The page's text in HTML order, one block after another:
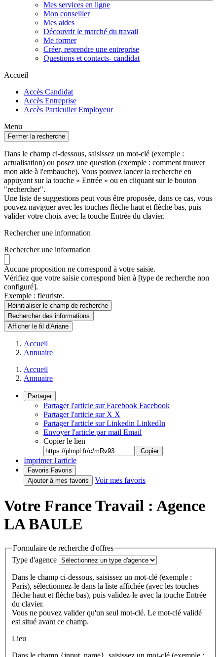
Mes services en ligne
Mon conseiller
Mes aides
Découvrir le marché du travail
Me former
Créer, reprendre une entreprise
Questions et contacts- candidat
Accueil
Accès Candidat
Accès Entreprise
Accès Particulier Employeur
Menu
Fermer la recherche
Dans le champ ci-dessous, saisissez un mot-clé (exemple :
actualisation) ou posez une question (exemple : comment trouver
mon aide à l'embauche). Vous pouvez lancer la recherche en
appuyant sur la touche « Entrée » ou en cliquant sur le bouton
"rechercher".
Une liste de suggestions peut vous être proposée, dans ce cas, vous
pouvez naviguer avec les touches flèche haut et flèche bas, puis
valider votre choix avec la touche Entrée du clavier.
Rechercher une information
Rechercher une information
Aucune proposition ne correspond à votre saisie.
Vérifiez que votre saisie correspond bien à [type de recherche non
configuré].
Exemple : fleuriste.
Réinitialiser le champ de recherche
Rechercherdes informations
Afficher le fil d'Ariane
Accueil
Annuaire
Accueil
Annuaire
Partager
Partager l'article sur Facebook Facebook
Partager l'article sur X X
Partager l'article sur Linkedin LinkedIn
Envoyer l'article par mail Email
Copier le lien
Copier
Imprimer l'article
Favoris Favoris
Ajouter à mes favoris
Voir mes favoris
Votre France Travail : Agence
LA BAULE
Formulaire de recherche d'offres
Type d'agence
Dans le champ ci-dessous, saisissez un mot-clé (exemple :
Paris), sélectionnez-le dans la liste affichée (avec les touches
flèche haut et flèche bas), puis validez-le avec la touche Entrée
du clavier.
Vous ne pouvez valider qu'un seul mot-clé. Le mot-clé validé
est situé avant ce champ.
Lieu
Dans le champ {input_name}, saisissez un mot-clé (exemple :